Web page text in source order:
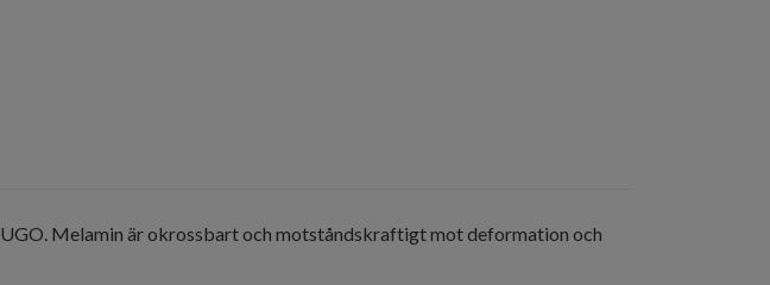
Melamin är okrossbart och motståndskraftigt mot deformation och